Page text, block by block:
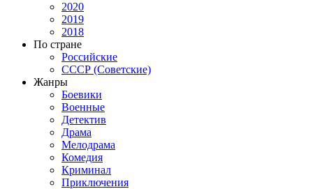
2020
2019
2018
По стране
Российские
СССР (Советские)
Жанры
Боевики
Военные
Детектив
Драма
Мелодрама
Комедия
Криминал
Приключения